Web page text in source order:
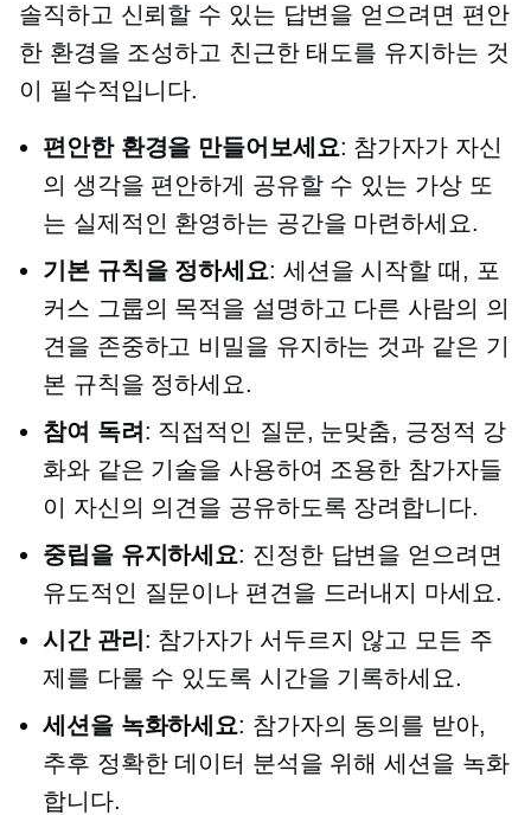
솔직하고 신뢰할 수 있는 답변을 얻으려면 편안
한 환경을 조성하고 친근한 태도를 유지하는 것
이 필수적입니다.
편안한 환경을 만들어보세요: 참가자가 자신
의 생각을 편안하게 공유할 수 있는 가상 또
는 실제적인 환영하는 공간을 마련하세요.
기본 규칙을 정하세요: 세션을 시작할 때, 포
커스 그룹의 목적을 설명하고 다른 사람의 의
견을 존중하고 비밀을 유지하는 것과 같은 기
본 규칙을 정하세요.
참여 독려 : 직접적인 질문, 눈맞춤, 긍정적 강
화와 같은 기술을 사용하여 조용한 참가자들
이 자신의 의견을 공유하도록 장려합니다.
중립을 유지하세요: 진정한 답변을 얻으려면
유도적인 질문이나 편견을 드러내지 마세요.
시간 관리 : 참가자가 서두르지 않고 모든 주
제를 다룰 수 있도록 시간을 기록하세요.
세션을 녹화하세요: 참가자의 동의를 받아,
추후 정확한 데이터 분석을 위해 세션을 녹화
합니다.